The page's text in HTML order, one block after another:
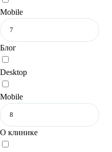
Mobile
Блог
Desktop
Mobile
О клинике